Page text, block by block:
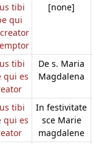
tibi
qui
[none]
tibi
qui es
De s. Maria
Magdalena
tibi
qui es
In festivitate
sce Marie
magdalene